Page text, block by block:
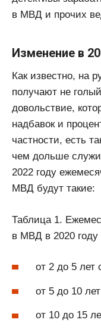
в МВД и прочих
Изменение в
Как известно, на
получают не
довольствие,
надбавок и
частности, есть
чем дольше
2022 году
МВД будут такие:
Таблица 1.
в МВД в 2020 году
от 2 до 5 лет
от 5 до 10
от 10 до 15